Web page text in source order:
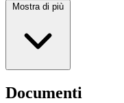
Mostra di più
Documenti